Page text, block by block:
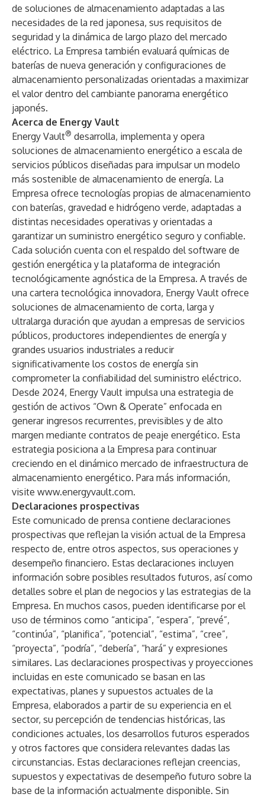
de soluciones de almacenamiento adaptadas a las
necesidades de la red japonesa, sus requisitos de
seguridad y la dinámica de largo plazo del mercado
eléctrico. La Empresa también evaluará químicas de
baterías de nueva generación y configuraciones de
almacenamiento personalizadas orientadas a maximizar
el valor dentro del cambiante panorama energético
japonés.
Acerca de Energy Vault
Energy Vault® desarrolla, implementa y opera
soluciones de almacenamiento energético a escala de
servicios públicos diseñadas para impulsar un modelo
más sostenible de almacenamiento de energía. La
Empresa ofrece tecnologías propias de almacenamiento
con baterías, gravedad e hidrógeno verde, adaptadas a
distintas necesidades operativas y orientadas a
garantizar un suministro energético seguro y confiable.
Cada solución cuenta con el respaldo del software de
gestión energética y la plataforma de integración
tecnológicamente agnóstica de la Empresa. A través de
una cartera tecnológica innovadora, Energy Vault ofrece
soluciones de almacenamiento de corta, larga y
ultralarga duración que ayudan a empresas de servicios
públicos, productores independientes de energía y
grandes usuarios industriales a reducir
significativamente los costos de energía sin
comprometer la confiabilidad del suministro eléctrico.
Desde 2024, Energy Vault impulsa una estrategia de
gestión de activos “Own & Operate” enfocada en
generar ingresos recurrentes, previsibles y de alto
margen mediante contratos de peaje energético. Esta
estrategia posiciona a la Empresa para continuar
creciendo en el dinámico mercado de infraestructura de
almacenamiento energético. Para más información,
visite www.energyvault.com.
Declaraciones prospectivas
Este comunicado de prensa contiene declaraciones
prospectivas que reflejan la visión actual de la Empresa
respecto de, entre otros aspectos, sus operaciones y
desempeño financiero. Estas declaraciones incluyen
información sobre posibles resultados futuros, así como
detalles sobre el plan de negocios y las estrategias de la
Empresa. En muchos casos, pueden identificarse por el
uso de términos como “anticipa”, “espera”, “prevé”,
“continúa”, “planifica”, “potencial”, “estima”, “cree”,
“proyecta”, “podría”, “debería”, “hará” y expresiones
similares. Las declaraciones prospectivas y proyecciones
incluidas en este comunicado se basan en las
expectativas, planes y supuestos actuales de la
Empresa, elaborados a partir de su experiencia en el
sector, su percepción de tendencias históricas, las
condiciones actuales, los desarrollos futuros esperados
y otros factores que considera relevantes dadas las
circunstancias. Estas declaraciones reflejan creencias,
supuestos y expectativas de desempeño futuro sobre la
base de la información actualmente disponible. Sin